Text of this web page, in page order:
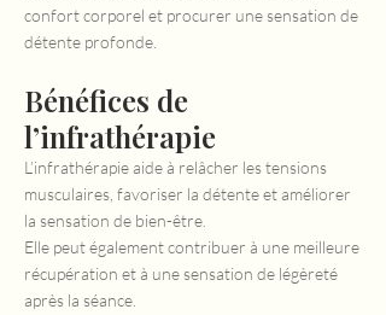
confort corporel et procurer une sensation de
détente profonde.
Bénéfices de
l’infrathérapie
L’infrathérapie aide à relâcher les tensions
musculaires, favoriser la détente et améliorer
la sensation de bien-être.
Elle peut également contribuer à une meilleure
récupération et à une sensation de légèreté
après la séance.